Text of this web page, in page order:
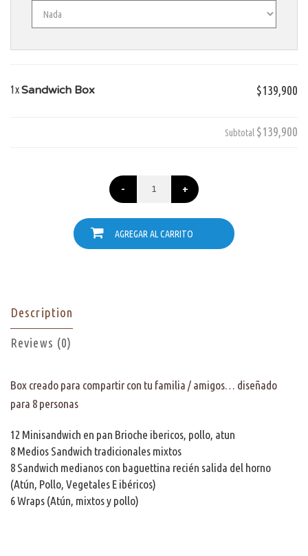
1xSandwich Box $139,900
Subtotal $139,900
- +
AGREGAR AL CARRITO
Description
Reviews (0)
Box creado para compartir con tu familia / amigos… diseñado
para 8 personas
12 Minisandwich en pan Brioche ibericos, pollo, atun
8 Medios Sandwich tradicionales mixtos
8 Sandwich medianos con baguettina recién salida del horno
(Atún, Pollo, Vegetales E ibéricos)
6 Wraps (Atún, mixtos y pollo)